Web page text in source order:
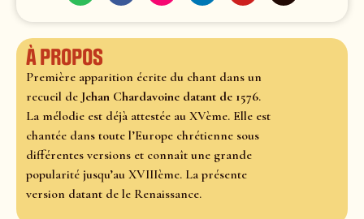
À propos
Première apparition écrite du chant dans un
recueil de Jehan Chardavoine datant de 1576.
La mélodie est déjà attestée au XVème. Elle est
chantée dans toute l’Europe chrétienne sous
différentes versions et connaît une grande
popularité jusqu’au XVIIIème. La présente
version datant de le Renaissance.